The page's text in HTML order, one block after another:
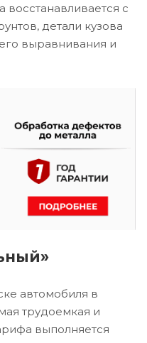
восстанавливается с
детали кузова
выравнивания и
автомобиля в
трудоемкая и
выполняется